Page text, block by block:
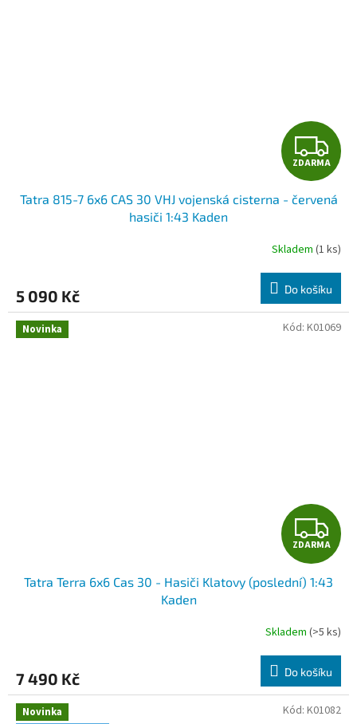
Z
D
A
R
M
A
ZDARMA
Tatra 815-7 6x6 CAS 30 VHJ vojenská cisterna - červená
hasiči 1:43 Kaden
Skladem (1 ks)
5 090 Kč Do košíku
Novinka
Z
D
A
R
M
A
ZDARMA
Tatra Terra 6x6 Cas 30 - Hasiči Klatovy (poslední) 1:43
Kaden
Skladem (>5 ks)
7 490 Kč Do košíku
Kód: K01069
Novinka
Kód: K01082